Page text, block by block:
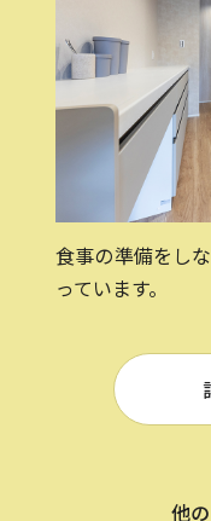
食事の準備をし
っています。
他